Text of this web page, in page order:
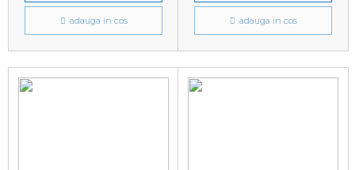
adauga in cos adauga in cos